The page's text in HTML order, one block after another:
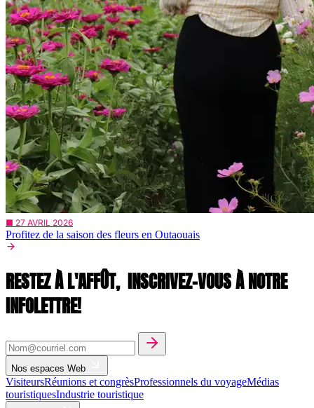
■ 27 AVRIL 2026
Profitez de la saison des fleurs en Outaouais
RESTEZ À L'AFFÛT, INSCRIVEZ-VOUS À NOTRE
INFOLETTRE!
Nos espaces Web
VisiteursRéunions et congrèsProfessionnels du voyageMédias
touristiquesIndustrie touristique